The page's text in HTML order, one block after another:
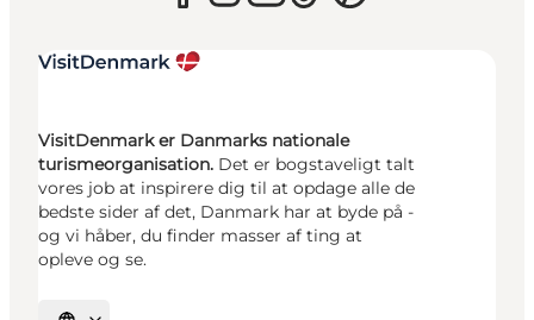
VisitDenmark er Danmarks nationale
turismeorganisation. Det er bogstaveligt talt
vores job at inspirere dig til at opdage alle de
bedste sider af det, Danmark har at byde på -
og vi håber, du finder masser af ting at
opleve og se.